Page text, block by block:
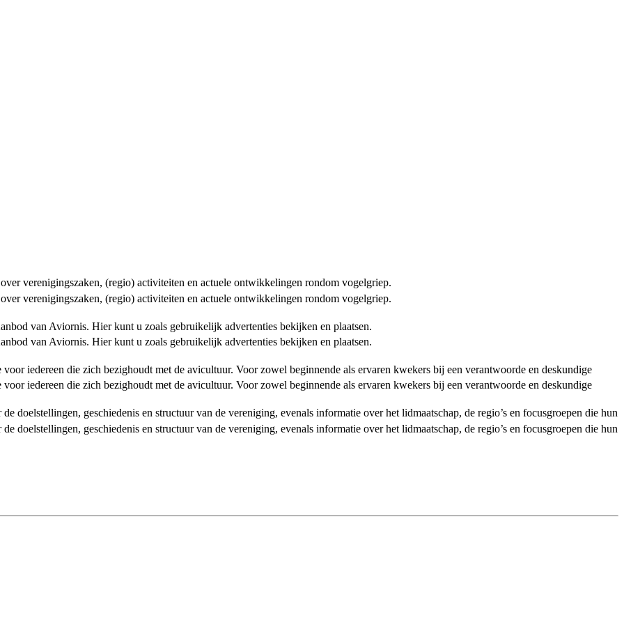
verenigingszaken, (regio) activiteiten en actuele ontwikkelingen rondom vogelgriep.
verenigingszaken, (regio) activiteiten en actuele ontwikkelingen rondom vogelgriep.
van Aviornis. Hier kunt u zoals gebruikelijk advertenties bekijken en plaatsen.
van Aviornis. Hier kunt u zoals gebruikelijk advertenties bekijken en plaatsen.
iedereen die zich bezighoudt met de avicultuur. Voor zowel beginnende als ervaren kwekers bij een verantwoorde en deskundige
iedereen die zich bezighoudt met de avicultuur. Voor zowel beginnende als ervaren kwekers bij een verantwoorde en deskundige
doelstellingen, geschiedenis en structuur van de vereniging, evenals informatie over het lidmaatschap, de regio’s en focusgroepen die hun
doelstellingen, geschiedenis en structuur van de vereniging, evenals informatie over het lidmaatschap, de regio’s en focusgroepen die hun